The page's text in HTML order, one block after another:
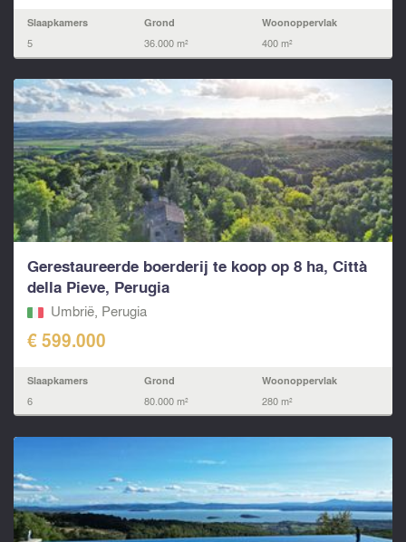
Slaapkamers
5
Grond
36.000 m²
Woonoppervlak
400 m²
Gerestaureerde boerderij te koop op 8 ha, Città
della Pieve, Perugia
Umbrië, Perugia
€ 599.000
Slaapkamers
6
Grond
80.000 m²
Woonoppervlak
280 m²